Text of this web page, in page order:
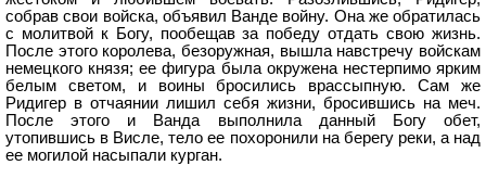
собрав свои войска, объявил Ванде войну. Она же обратилась
с молитвой к Богу, пообещав за победу отдать свою жизнь.
После этого королева, безоружная, вышла навстречу войскам
немецкого князя; ее фигура была окружена нестерпимо ярким
белым светом, и воины бросились врассыпную. Сам же
Ридигер в отчаянии лишил себя жизни, бросившись на меч.
После этого и Ванда выполнила данный Богу обет,
утопившись в Висле, тело ее похоронили на берегу реки, а над
ее могилой насыпали курган.